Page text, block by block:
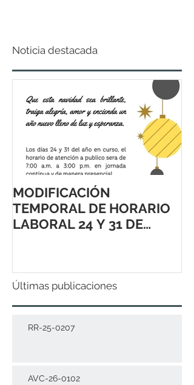
Noticia destacada
MODIFICACIÓN
TEMPORAL DE HORARIO
LABORAL 24 Y 31 DE
Últimas publicaciones
RR-25-0207
AVC-26-0102